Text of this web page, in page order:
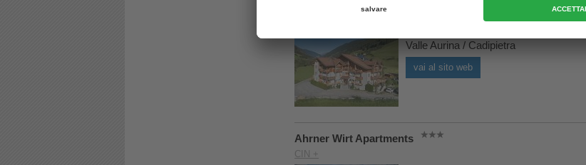
App. Löfflerblick
Valle Aurina / Cadipietra
vai al sito web
Ahrner Wirt Apartments
CIN +